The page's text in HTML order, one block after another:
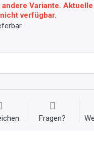
Variante.
verfügbar.
Fragen?